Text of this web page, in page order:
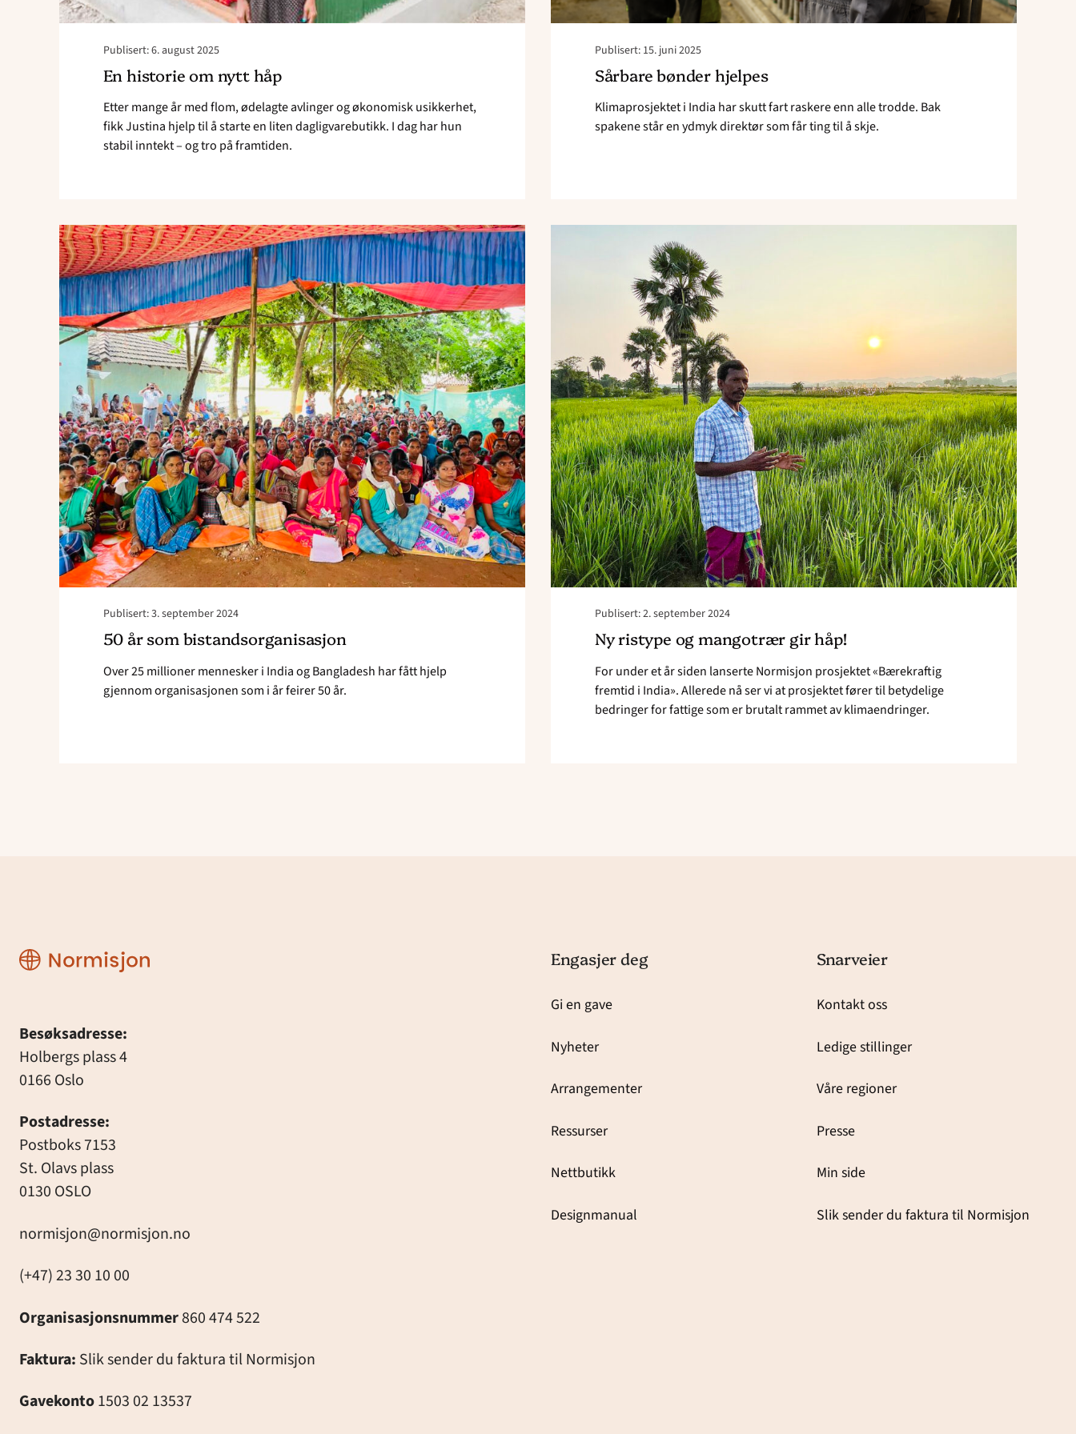
Publisert: 6. august 2025
En historie om nytt håp
Etter mange år med flom, ødelagte avlinger og økonomisk usikkerhet,
fikk Justina hjelp til å starte en liten dagligvarebutikk. I dag har hun
stabil inntekt – og tro på framtiden.
Publisert: 15. juni 2025
Sårbare bønder hjelpes
Klimaprosjektet i India har skutt fart raskere enn alle trodde. Bak
spakene står en ydmyk direktør som får ting til å skje.
Publisert: 3. september 2024
50 år som bistandsorganisasjon
Over 25 millioner mennesker i India og Bangladesh har fått hjelp
gjennom organisasjonen som i år feirer 50 år.
Read
article
"50
år
som
bistandsorganisasjon"
Publisert: 2. september 2024
Ny ristype og mangotrær gir håp!
For under et år siden lanserte Normisjon prosjektet «Bærekraftig
fremtid i India». Allerede nå ser vi at prosjektet fører til betydelige
bedringer for fattige som er brutalt rammet av klimaendringer.
Normisjon
Besøksadresse:
Holbergs plass 4
0166 Oslo
Postadresse:
Postboks 7153
St. Olavs plass
0130 OSLO
normisjon@normisjon.no
(+47) 23 30 10 00
Organisasjonsnummer860 474 522
Faktura: Slik sender du faktura til Normisjon
Gavekonto1503 02 13537
Engasjer deg
Gi en gave
Nyheter
Arrangementer
Ressurser
Nettbutikk
Designmanual
Snarveier
Kontakt oss
Ledige stillinger
Våre regioner
Presse
Min side
Slik sender du faktura til Normisjon